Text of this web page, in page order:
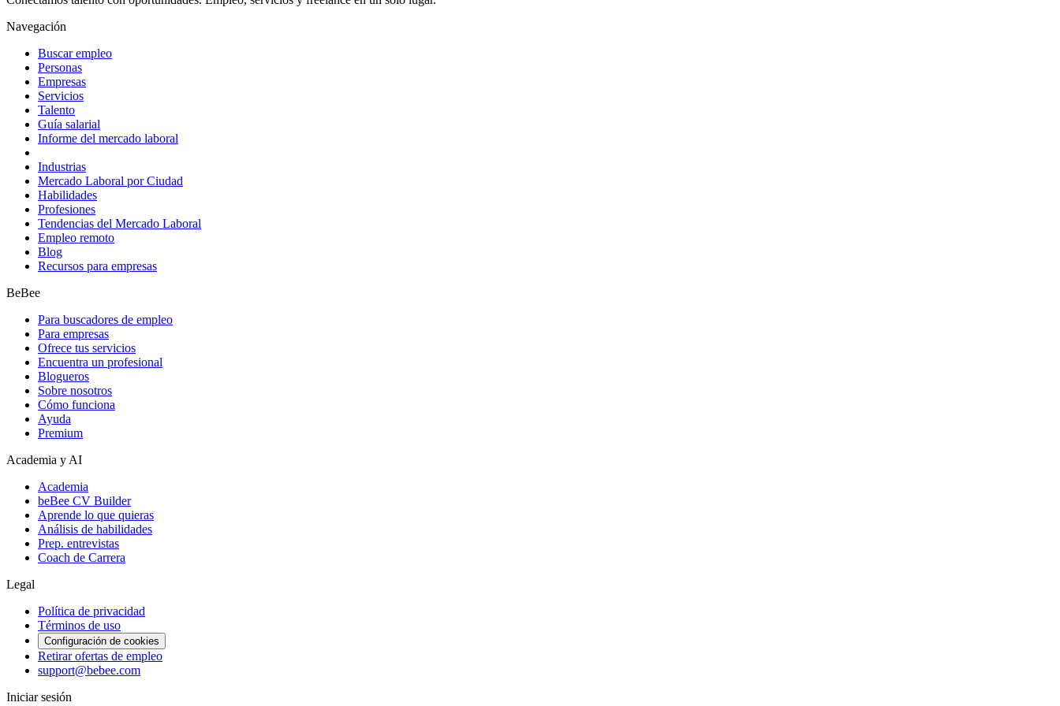
Navegación
Buscar empleo
Personas
Empresas
Servicios
Talento
Guía salarial
Informe del mercado laboral
Industrias
Mercado Laboral por Ciudad
Habilidades
Profesiones
Tendencias del Mercado Laboral
Empleo remoto
Blog
Recursos para empresas
BeBee
Para buscadores de empleo
Para empresas
Ofrece tus servicios
Encuentra un profesional
Blogueros
Sobre nosotros
Cómo funciona
Ayuda
Premium
Academia y AI
Academia
beBee CV Builder
Aprende lo que quieras
Análisis de habilidades
Prep. entrevistas
Coach de Carrera
Legal
Política de privacidad
Términos de uso
Configuración de cookies
Retirar ofertas de empleo
support@bebee.com
Iniciar sesión